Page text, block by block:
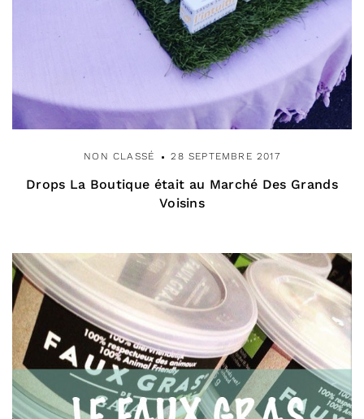
NON CLASSÉ 28 SEPTEMBRE 2017
Drops La Boutique était au Marché Des Grands
Voisins